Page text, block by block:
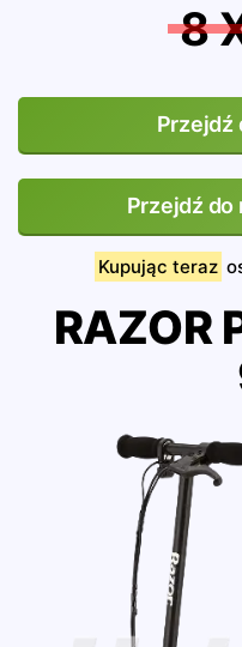
8
Przejdź
Przejdź
Kupując teraz
RAZOR